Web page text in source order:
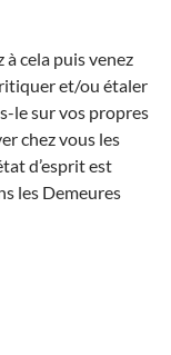
à cela puis venez
et/ou étaler
le sur vos propres
chez vous les
d’esprit est
les Demeures